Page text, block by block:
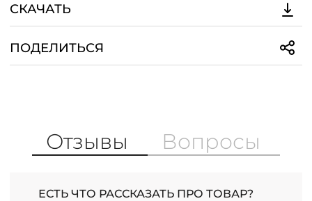
СКАЧАТЬ
ПОДЕЛИТЬСЯ
Отзывы Вопросы
ЕСТЬ ЧТО РАССКАЗАТЬ ПРО ТОВАР?